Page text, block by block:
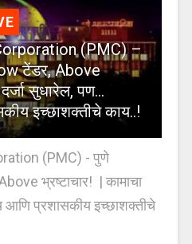
(PMC) –
टेंडर, Above
सुधारेल, पण…
इच्छाशक्तीचे काय..!
(PMC) - पुणे
भ्रष्टाचार! | कामाचा
आणि प्रशासकीय इच्छाशक्तीचे